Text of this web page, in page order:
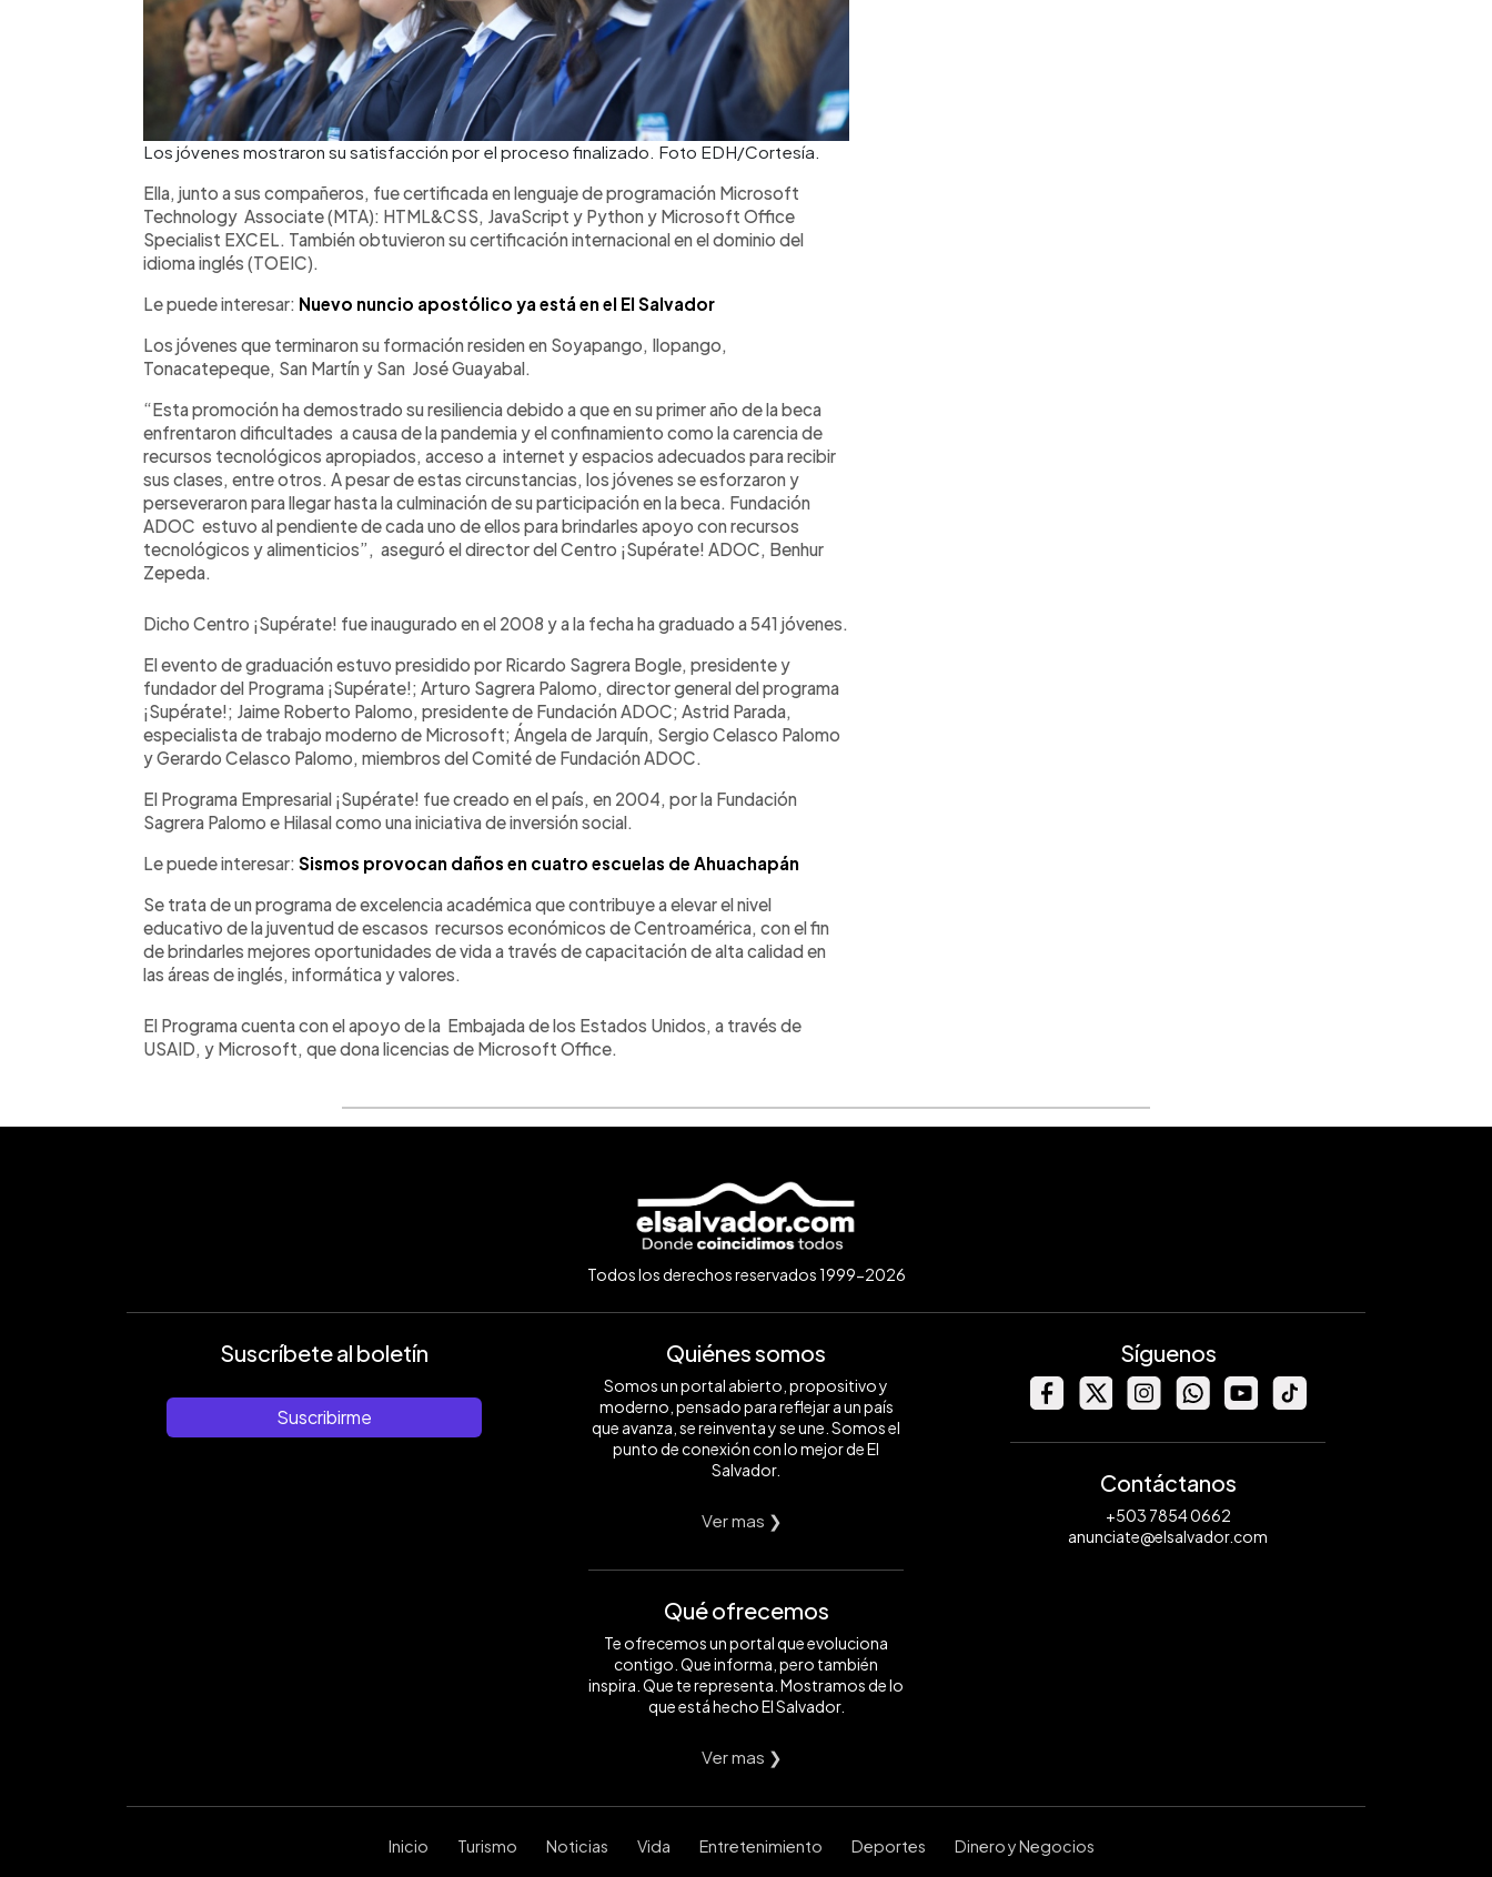
Los jóvenes mostraron su satisfacción por el proceso finalizado. Foto EDH/Cortesía.
Ella, junto a sus compañeros, fue certificada en lenguaje de programación Microsoft
Technology Associate (MTA): HTML&CSS, JavaScript y Python y Microsoft Office
Specialist EXCEL. También obtuvieron su certificación internacional en el dominio del
idioma inglés (TOEIC).
Le puede interesar: Nuevo nuncio apostólico ya está en el El Salvador
Los jóvenes que terminaron su formación residen en Soyapango, Ilopango,
Tonacatepeque, San Martín y San José Guayabal.
“Esta promoción ha demostrado su resiliencia debido a que en su primer año de la beca
enfrentaron dificultades a causa de la pandemia y el confinamiento como la carencia de
recursos tecnológicos apropiados, acceso a internet y espacios adecuados para recibir
sus clases, entre otros. A pesar de estas circunstancias, los jóvenes se esforzaron y
perseveraron para llegar hasta la culminación de su participación en la beca. Fundación
ADOC estuvo al pendiente de cada uno de ellos para brindarles apoyo con recursos
tecnológicos y alimenticios”, aseguró el director del Centro ¡Supérate! ADOC, Benhur
Zepeda.
Dicho Centro ¡Supérate! fue inaugurado en el 2008 y a la fecha ha graduado a 541 jóvenes.
El evento de graduación estuvo presidido por Ricardo Sagrera Bogle, presidente y
fundador del Programa ¡Supérate!; Arturo Sagrera Palomo, director general del programa
¡Supérate!; Jaime Roberto Palomo, presidente de Fundación ADOC; Astrid Parada,
especialista de trabajo moderno de Microsoft; Ángela de Jarquín, Sergio Celasco Palomo
y Gerardo Celasco Palomo, miembros del Comité de Fundación ADOC.
El Programa Empresarial ¡Supérate! fue creado en el país, en 2004, por la Fundación
Sagrera Palomo e Hilasal como una iniciativa de inversión social.
Le puede interesar: Sismos provocan daños en cuatro escuelas de Ahuachapán
Se trata de un programa de excelencia académica que contribuye a elevar el nivel
educativo de la juventud de escasos recursos económicos de Centroamérica, con el fin
de brindarles mejores oportunidades de vida a través de capacitación de alta calidad en
las áreas de inglés, informática y valores.
El Programa cuenta con el apoyo de la Embajada de los Estados Unidos, a través de
USAID, y Microsoft, que dona licencias de Microsoft Office.
Todos los derechos reservados 1999-2026
Suscríbete al boletín
Suscribirme
Quiénes somos
Somos un portal abierto, propositivo y
moderno, pensado para reflejar a un país
que avanza, se reinventa y se une. Somos el
punto de conexión con lo mejor de El
Salvador.
Ver mas ❯
Qué ofrecemos
Te ofrecemos un portal que evoluciona
contigo. Que informa, pero también
inspira. Que te representa. Mostramos de lo
que está hecho El Salvador.
Ver mas ❯
Síguenos
Contáctanos
+503 7854 0662
anunciate@elsalvador.com
Inicio Turismo Noticias Vida Entretenimiento Deportes Dinero y Negocios